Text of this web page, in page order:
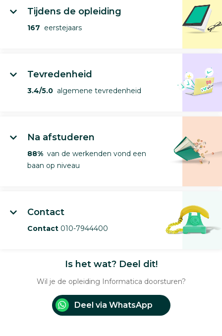
Tijdens de opleiding
167 eerstejaars
Tevredenheid
3.4/5.0 algemene tevredenheid
Na afstuderen
88% van de werkenden vond een
baan op niveau
Contact
Contact 010-7944400
Is het wat? Deel dit!
Wil je de opleiding Informatica doorsturen?
Deel via WhatsApp